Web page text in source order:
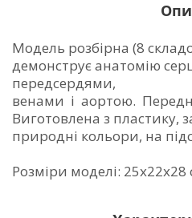
Модель розбірна (8
демонструє анатомію
передсердями,
венами і аортою.
Виготовлена з пластику,
природні кольори, на
Розміри моделі: 25х22х28